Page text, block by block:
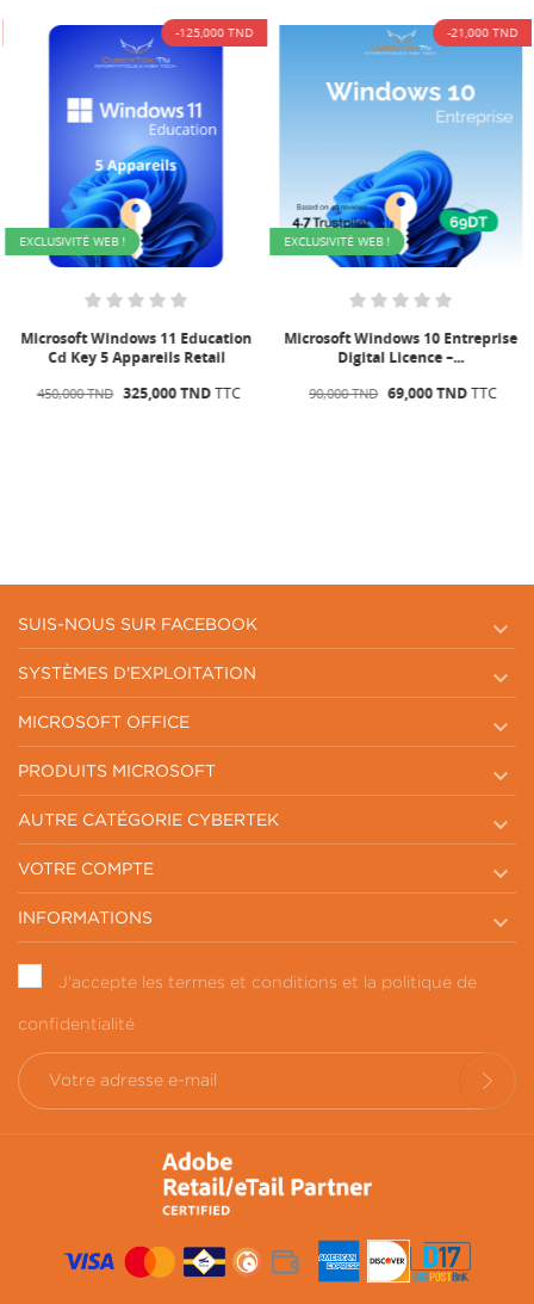
-125,000 TND
EXCLUSIVITÉ WEB !
Microsoft Windows 11 Education
Cd Key 5 Appareils Retail
450,000 TND 325,000 TNDTTC
-21,000 TND
EXCLUSIVITÉ WEB !
Microsoft Windows 10 Entreprise
Digital Licence –...
90,000 TND 69,000 TNDTTC
SUIS-NOUS SUR FACEBOOK 
SYSTÈMES D'EXPLOITATION 
MICROSOFT OFFICE 
PRODUITS MICROSOFT 
AUTRE CATÉGORIE CYBERTEK 
VOTRE COMPTE 
INFORMATIONS 
J'accepte les termes et conditions et la politique de
confidentialité